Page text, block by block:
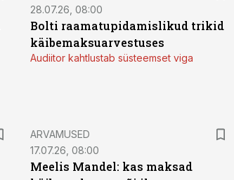
28.07.26, 08:00
Bolti raamatupidamislikud trikid
käibemaksuarvestuses
Audiitor kahtlustab süsteemset viga
ARVAMUSED
17.07.26, 08:00
Meelis Mandel: kas maksad